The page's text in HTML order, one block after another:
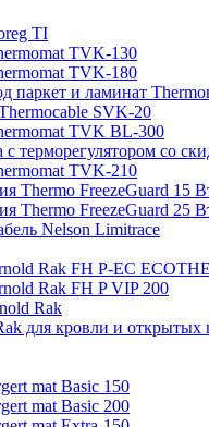
TI
TVK-130
TVK-180
паркет и ламинат
SVK-20
TVK BL-300
терморегулятором со
TVK-210
Thermo FreezeGuard 15
Thermo FreezeGuard 25
Nelson Limitrace
Rak FH P-EC
Rak FH P VIP 200
Rak
для кровли и открытых
mat Basic 150
mat Basic 200